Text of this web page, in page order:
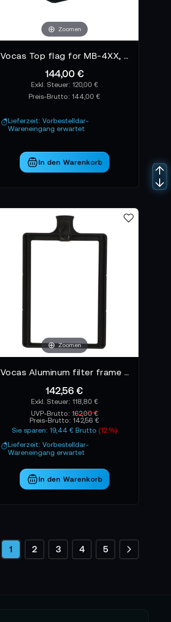
Zoomen
Vocas Top flag for MB-4XX, foldable
144,00 €
120,00 €
Preis-Brutto:144,00 €
Lieferzeit: Vorbestelldar-
Wareneingang erwartet
In den Warenkorb
Zoomen
Vocas Aluminum filter frame 4" x 6"
142,56 €
118,80 €
UVP-Brutto: 162,00 €
Preis-Brutto:142,56 €
Sie sparen: 19,44 € Brutto (12 %)
Lieferzeit: Vorbestelldar-
Wareneingang erwartet
In den Warenkorb
SeiteSie lesen gerade die Seite
1 Seite
2 Seite
3 Seite
4 Seite
5